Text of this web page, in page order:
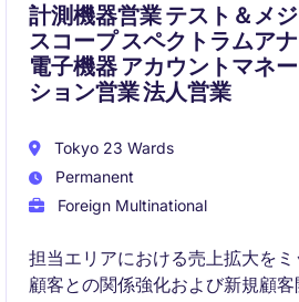
計測機器営業 テスト＆メ
スコープ スペクトラムア
電子機器 アカウントマネ
ション営業 法人営業
Tokyo 23 Wards
Permanent
Foreign Multinational
担当エリアにおける売上拡大を
顧客との関係強化および新規顧